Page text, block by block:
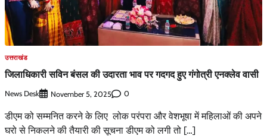
उत्तराखंड
जिलाधिकारी सविन बंसल की उदारता भाव पर गदगद हुए गंगोत्री एनक्लेव वासी
News Desk November 5, 2025 0
डीएम को सम्मनित करने के लिए लोक परंपरा और वेशभूषा में महिलाओं की अपने
घरो से निकलने की तैयारी की सूचना डीएम को लगी तो […]